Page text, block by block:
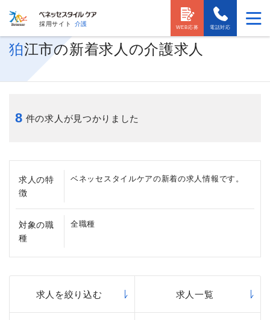
採用サイト 介護
電話対応
WEB応募
狛江市の新着求人の介護求人
8 件の求人が見つかりました
求人の特
徴
ベネッセスタイルケアの新着の求人情報です。
対象の職
種
全職種
求人を絞り込む 求人一覧